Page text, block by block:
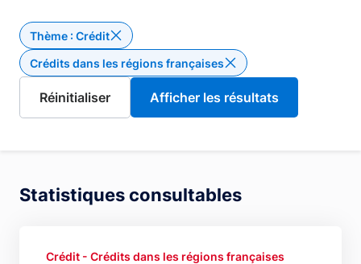
Thème : CréditSupprimer le filtre Thème : Crédit
Crédits dans les régions françaises
Statistiques consultables
Crédit - Crédits dans les régions françaises